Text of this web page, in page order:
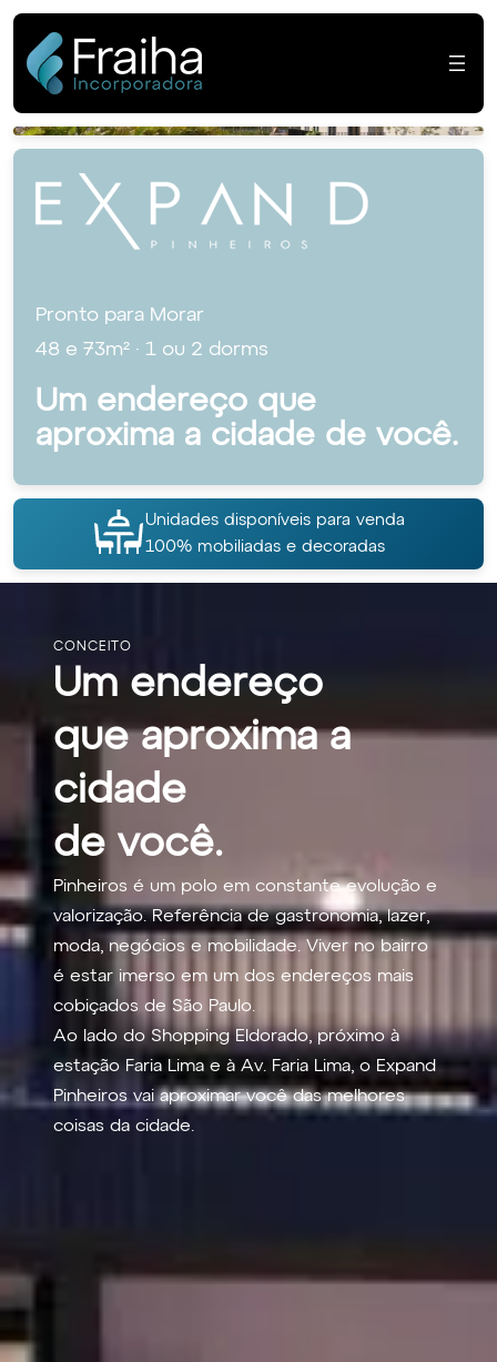
Expand Pinheiros
Pronto para Morar
48 e 73m² · 1 ou 2 dorms
Um endereço que
aproxima a cidade de você.
Unidades disponíveis para venda
100% mobiliadas e decoradas
CONCEITO
Um endereço
que aproxima a
cidade
de você.
Pinheiros é um polo em constante evolução e
valorização. Referência de gastronomia, lazer,
moda, negócios e mobilidade. Viver no bairro
é estar imerso em um dos endereços mais
cobiçados de São Paulo.
Ao lado do Shopping Eldorado, próximo à
estação Faria Lima e à Av. Faria Lima, o Expand
Pinheiros vai aproximar você das melhores
coisas da cidade.